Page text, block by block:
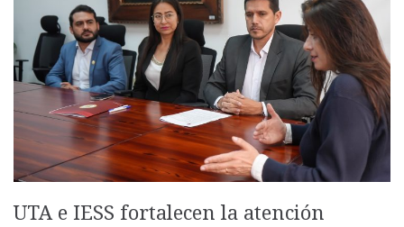
UTA e IESS fortalecen la atención